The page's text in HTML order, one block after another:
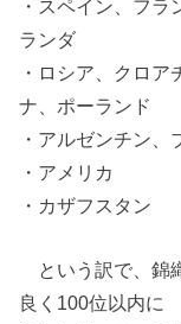
・スペイン、フ
ランダ
・ロシア、クロ
ナ、ポーランド
・アルゼンチン、
・アメリカ
・カザフスタン
という訳で、錦
良く100位以内に